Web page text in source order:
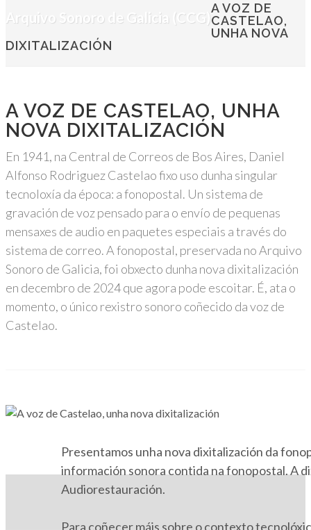
Arquivo Sonoro de Galicia (CCG)
A VOZ DE
CASTELAO,
UNHA NOVA
DIXITALIZACIÓN
A VOZ DE CASTELAO, UNHA
NOVA DIXITALIZACIÓN
En 1941, na Central de Correos de Bos Aires, Daniel
Alfonso Rodriguez Castelao fixo uso dunha singular
tecnoloxía da época: a fonopostal. Un sistema de
gravación de voz pensado para o envío de pequenas
mensaxes de audio en paquetes especiais a través do
sistema de correo. A fonopostal, preservada no Arquivo
Sonoro de Galicia, foi obxecto dunha nova dixitalización
en decembro de 2024 que agora pode escoitar. É, ata o
momento, o único rexistro sonoro coñecido da voz de
Castelao.
Presentamos unha nova dixitalización da
información sonora contida na fonopostal. A
Audiorestauración.
Para coñecer máis sobre o contexto